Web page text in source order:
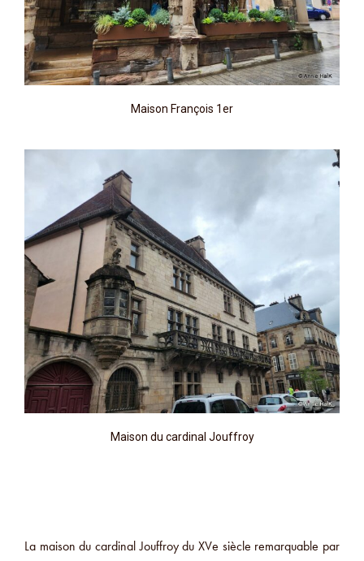
Maison François 1er
Maison du cardinal Jouffroy
La maison du cardinal Jouffroy du XVe siècle remarquable par